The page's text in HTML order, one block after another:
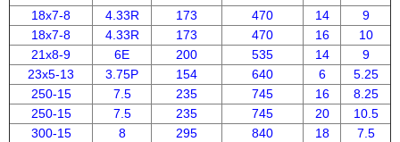
18x7-8
4.33R 173 470 14
9
18x7-8
4.33R 173 470 16
10
21x8-9
6E 200 535 14
9
23x5-13
3.75P 154 640 6
5.25
250-15
7.5 235 745 16
8.25
250-15
7.5 235 745 20
10.5
300-15
8 295 840 18
7.5